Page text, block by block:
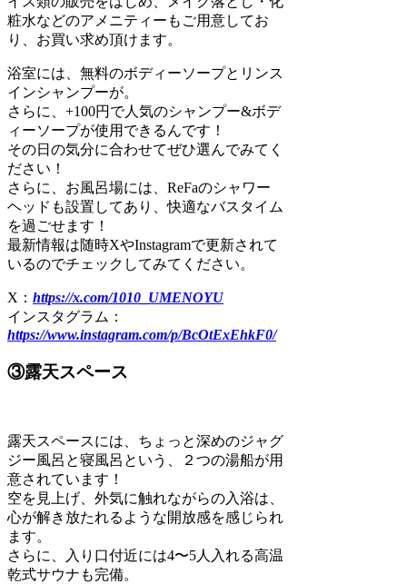
粧水などのアメニティーもご用意してお
り、お買い求め頂けます。
浴室には、無料のボディーソープとリンス
インシャンプーが。
さらに、+100円で人気のシャンプー&ボデ
ィーソープが使用できるんです！
その日の気分に合わせてぜひ選んでみてく
ださい！
さらに、お風呂場には、ReFaのシャワー
ヘッドも設置してあり、快適なバスタイム
を過ごせます！
最新情報は随時XやInstagramで更新されて
いるのでチェックしてみてください。
X： https://x.com/1010_UMENOYU
インスタグラム：
https://www.instagram.com/p/BcOtExEhkF0/
③露天スペース
露天スペースには、ちょっと深めのジャグ
ジー風呂と寝風呂という、２つの湯船が用
意されています！
空を見上げ、外気に触れながらの入浴は、
心が解き放たれるような開放感を感じられ
ます。
さらに、入り口付近には4〜5人入れる高温
乾式サウナも完備。